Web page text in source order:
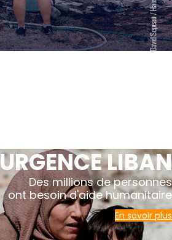
URGENCE LIBAN
Des millions de personnes
ont besoin d'aide humanitaire
En savoir plus